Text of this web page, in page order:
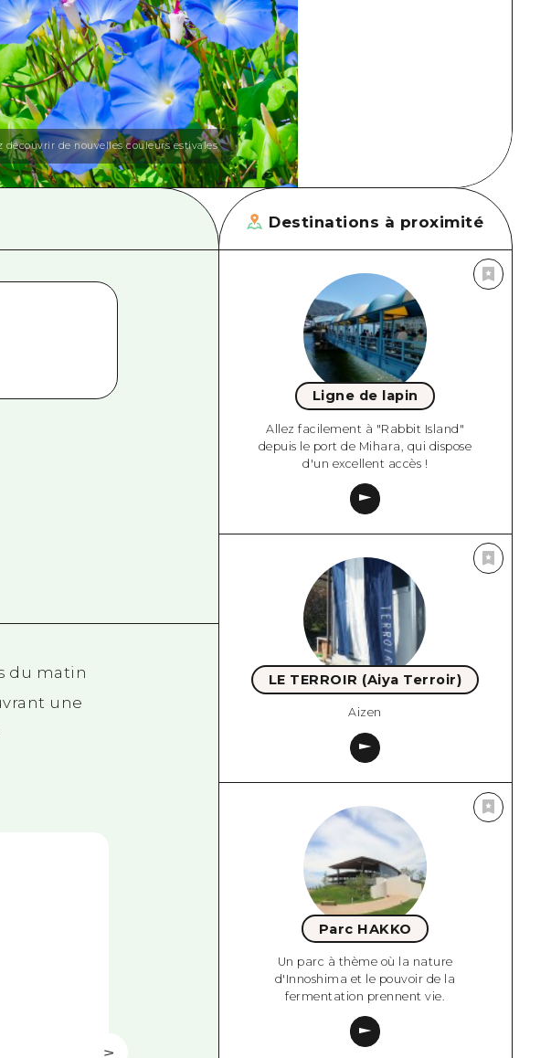
Yamaguchi
découvrir de nouvelles couleurs estivales
du matin
une
Destinations à proximité
Ligne de lapin
Allez facilement à "Rabbit Island"
depuis le port de Mihara, qui dispose
d'un excellent accès !
LE TERROIR (Aiya Terroir)
Aizen
Parc HAKKO
Un parc à thème où la nature
d'Innoshima et le pouvoir de la
fermentation prennent vie.